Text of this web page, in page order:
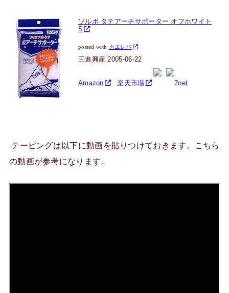
ソルボ タテアーチサポーター オフホワイト
S
posted with カエレバ
三進興産 2005-06-22
Amazon 楽天市場 7net
テーピングは以下に動画を貼りつけておきます。こちら
の動画が参考になります。